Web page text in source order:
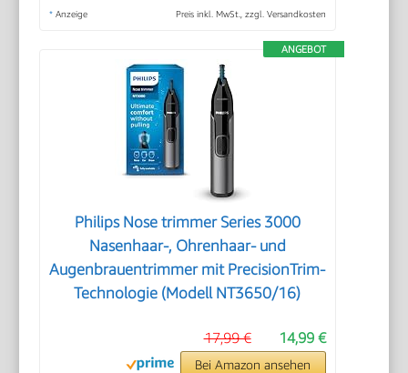
* Anzeige Preis inkl. MwSt., zzgl. Versandkosten
ANGEBOT
Philips Nose trimmer Series 3000
Nasenhaar-, Ohrenhaar- und
Augenbrauentrimmer mit PrecisionTrim-
Technologie (Modell NT3650/16)
14,99 €
17,99 €
Bei Amazon ansehen